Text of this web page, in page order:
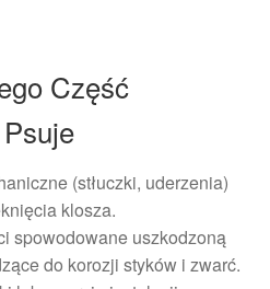
Część
(stłuczki, uderzenia)
klosza.
spowodowane uszkodzoną
do korozji styków i zwarć.